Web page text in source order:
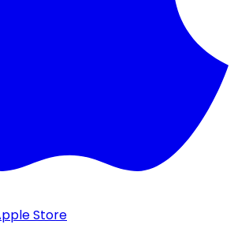
Store